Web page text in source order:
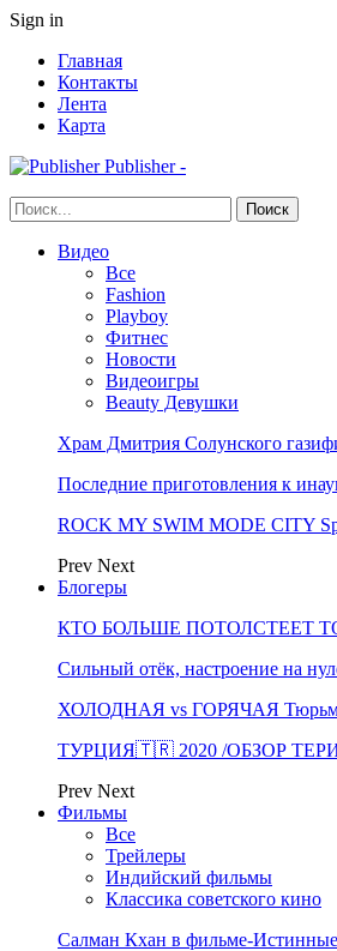
Sign in
Главная
Контакты
Лента
Карта
Publisher -
Видео
Все
Fashion
Playboy
Фитнес
Новости
Видеоигры
Beauty Девушки
Храм Дмитрия Солунского
Последние приготовления к
ROCK MY SWIM MODE CITY
Prev Next
Блогеры
КТО БОЛЬШЕ ПОТОЛСТЕЕТ
Сильный отёк, настроение на
ХОЛОДНАЯ vs ГОРЯЧАЯ
ТУРЦИЯ🇹🇷 2020 /ОБЗОР
Prev Next
Фильмы
Все
Трейлеры
Индийский фильмы
Классика советского кино
Салман Кхан в фильме-